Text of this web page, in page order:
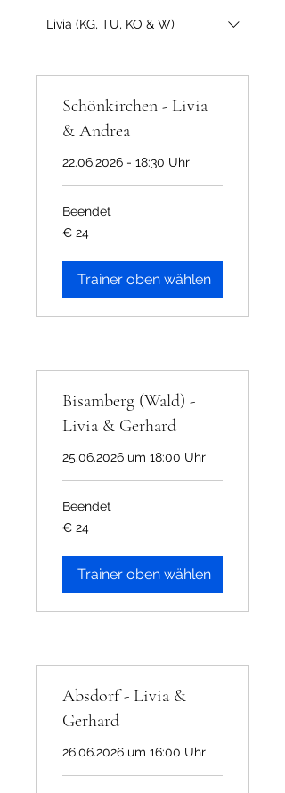
Livia (KG, TU, KO & W)
Schönkirchen - Livia
& Andrea
22.06.2026 - 18:30 Uhr
Beendet
24
Euro
€ 24
Trainer oben wählen
Bisamberg (Wald) -
Livia & Gerhard
25.06.2026 um 18:00 Uhr
Beendet
24
Euro
€ 24
Trainer oben wählen
Absdorf - Livia &
Gerhard
26.06.2026 um 16:00 Uhr